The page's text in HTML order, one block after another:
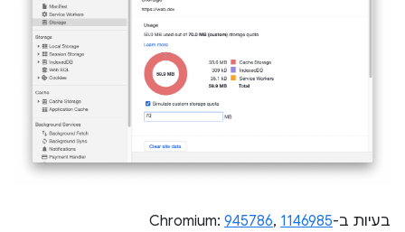
בעיות ב-Chromium: 945786, 1146985